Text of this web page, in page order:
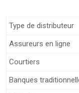
Type de distributeur
Assureurs en ligne
Courtiers
Banques